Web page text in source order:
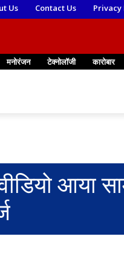
Us Contact Us Privacy
मनोरंजन टेक्नोलॉजी कारोबार
आया